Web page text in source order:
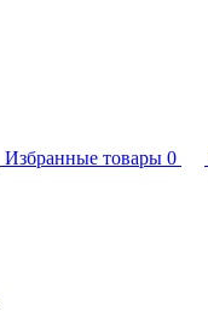
Избранные товары 0